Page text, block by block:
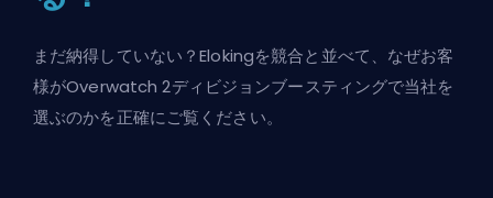
まだ納得していない？Elokingを競合と並べて、なぜお客
様がOverwatch 2ディビジョンブースティングで当社を
選ぶのかを正確にご覧ください。